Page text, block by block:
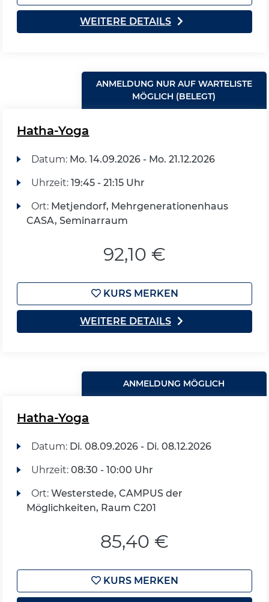
WEITERE DETAILS
ANMELDUNG NUR AUF WARTELISTE
MÖGLICH (BELEGT)
Hatha-Yoga
Datum: Mo. 14.09.2026 - Mo. 21.12.2026
Uhrzeit: 19:45 - 21:15 Uhr
Ort: Metjendorf, Mehrgenerationenhaus
CASA, Seminarraum
92,10 €
KURS MERKEN
WEITERE DETAILS
ANMELDUNG MÖGLICH
Hatha-Yoga
Datum: Di. 08.09.2026 - Di. 08.12.2026
Uhrzeit: 08:30 - 10:00 Uhr
Ort: Westerstede, CAMPUS der
Möglichkeiten, Raum C201
85,40 €
KURS MERKEN